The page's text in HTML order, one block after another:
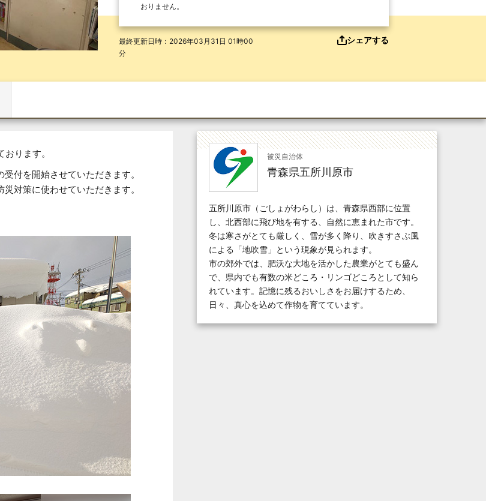
おりません。
最終更新日時：2026年03月31日 01時00
分
シェアする
被災自治体
青森県五所川原市
五所川原市（ごしょがわらし）は、青森県西部に位置
し、北西部に飛び地を有する、自然に恵まれた市です。
冬は寒さがとても厳しく、雪が多く降り、吹きすさぶ風
による「地吹雪」という現象が見られます。
市の郊外では、肥沃な大地を活かした農業がとても盛ん
で、県内でも有数の米どころ・リンゴどころとして知ら
れています。記憶に残るおいしさをお届けするため、
日々、真心を込めて作物を育てています。
ります。
付を開始させていただきます。
対策に使わせていただきます。